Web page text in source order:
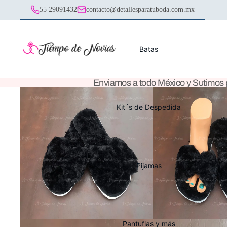
55 29091432 contacto@detallesparatuboda.com.mx
Batas
Kit´s de Despedida
Pijamas
Pantuflas y más
Enviamos a todo México y